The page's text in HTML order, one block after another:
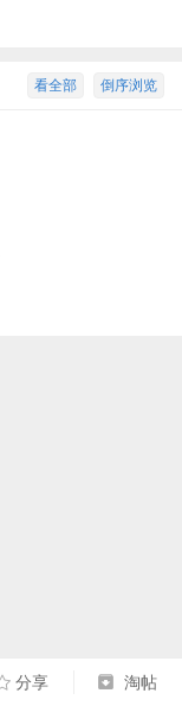
倒序浏览
看全部
分享 淘帖